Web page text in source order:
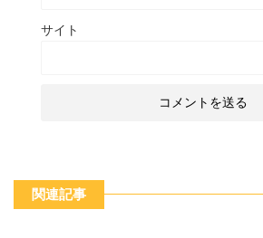
サイト
関連記事